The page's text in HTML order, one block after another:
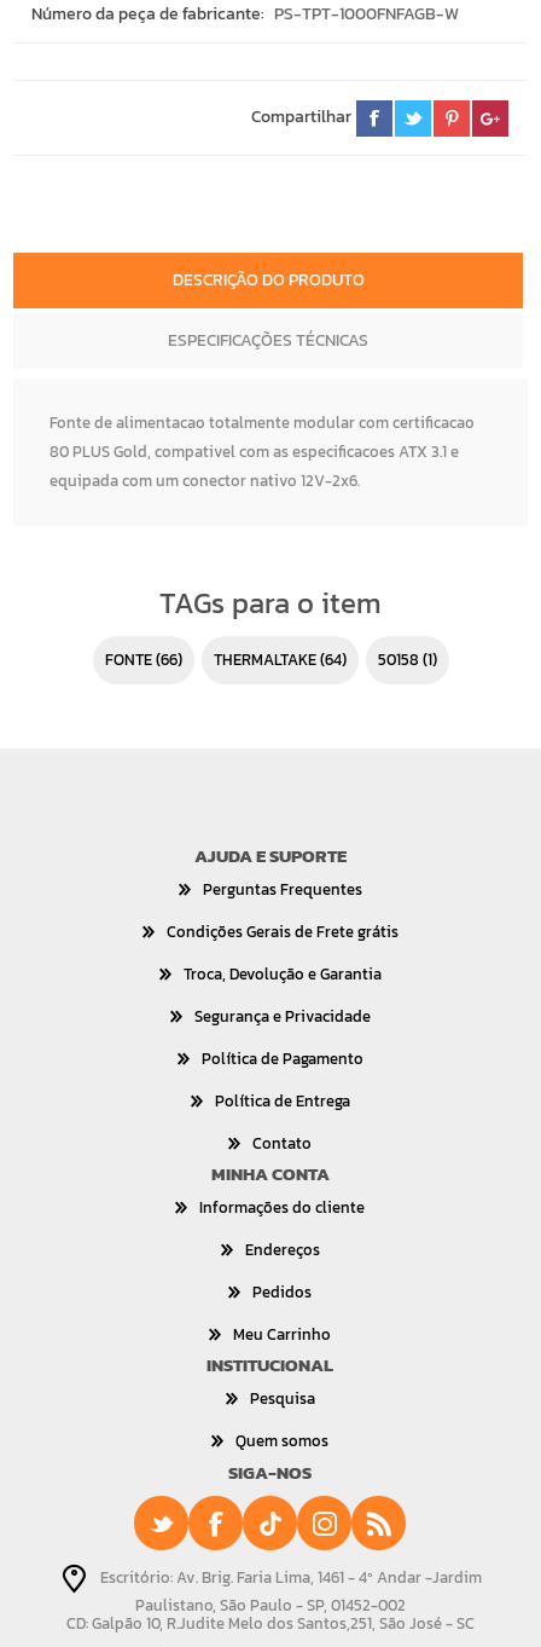
Número da peça de fabricante: PS-TPT-1000FNFAGB-W
Compartilhar
DESCRIÇÃO DO PRODUTO
ESPECIFICAÇÕES TÉCNICAS
Fonte de alimentacao totalmente modular com certificacao
80 PLUS Gold, compativel com as especificacoes ATX 3.1 e
equipada com um conector nativo 12V-2x6.
TAGs para o item
FONTE(66) THERMALTAKE(64) 50158 (1)
AJUDA E SUPORTE
Perguntas Frequentes
Condições Gerais de Frete grátis
Troca, Devolução e Garantia
Segurança e Privacidade
Política de Pagamento
Política de Entrega
Contato
MINHA CONTA
Informações do cliente
Endereços
Pedidos
Meu Carrinho
INSTITUCIONAL
Pesquisa
Quem somos
SIGA-NOS
Escritório: Av. Brig. Faria Lima, 1461 - 4º Andar -Jardim
Paulistano, São Paulo - SP, 01452-002
CD: Galpão 10, R.Judite Melo dos Santos,251, São José - SC